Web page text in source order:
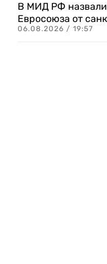
В МИД РФ
Евросоюза от
06.08.2026 / 19:57